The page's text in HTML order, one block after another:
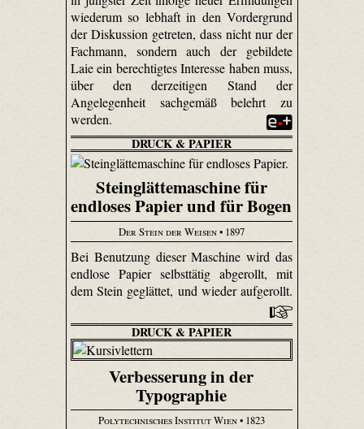
wiederum so lebhaft in den Vordergrund
der Diskussion getreten, dass nicht nur der
Fachmann, sondern auch der gebildete
Laie ein berechtigtes Interesse haben muss,
über den derzeitigen Stand der
Angelegenheit sachgemäß belehrt zu
werden.
DRUCK & PAPIER
Steinglättemaschine für
endloses Papier und für Bogen
Der Stein der Weisen• 1897
Bei Benutzung dieser Maschine wird das
endlose Papier selbsttätig abgerollt, mit
dem Stein geglättet, und wieder aufgerollt.
DRUCK & PAPIER
Verbesserung in der
Typographie
Polytechnisches Institut Wien• 1823